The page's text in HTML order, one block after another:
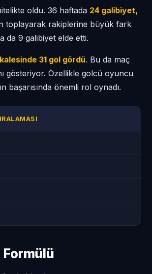
oldu. 36 haftada 24 galibiyet,
toplayarak rakiplerine büyük fark
da 9 galibiyet elde etti.
31 gol gördü. Bu da maç
gösteriyor. Özellikle golcü oyuncu
başarısında önemli rol oynadı.